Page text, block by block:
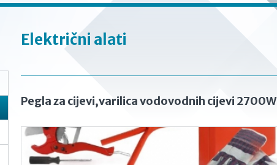
Električni alati
Pegla za cijevi,varilica vodovodnih cijevi 2700W